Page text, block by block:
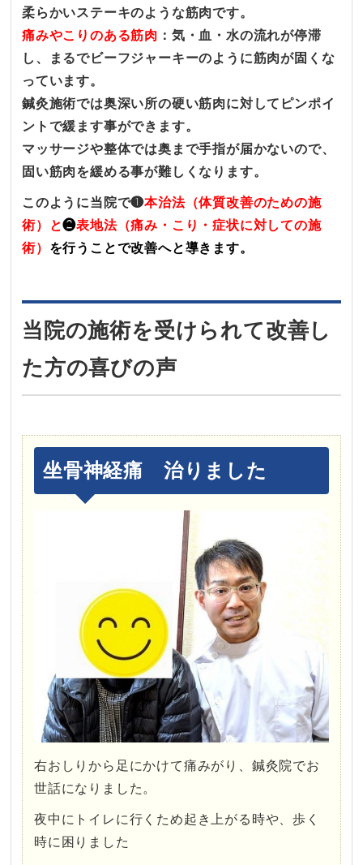
柔らかいステーキのような筋肉です。
痛みやこりのある筋肉 ：気・血・水の流れが停滞
し、まるでビーフジャーキーのように筋肉が固くな
っています。
鍼灸施術では奥深い所の硬い筋肉に対してピンポイ
ントで緩ます事ができます。
マッサージや整体では奥まで手指が届かないので、
固い筋肉を緩める事が難しくなります。
このように当院で❶本治法（体質改善のための施
術）と❷表地法（痛み・こり・症状に対しての施
術） を行うことで改善へと導きます。
当院の施術を受けられて改善し
た方の喜びの声
坐骨神経痛 治りました
右おしりから足にかけて痛みがり、鍼灸院でお
世話になりました。
夜中にトイレに行くため起き上がる時や、歩く
時に困りました